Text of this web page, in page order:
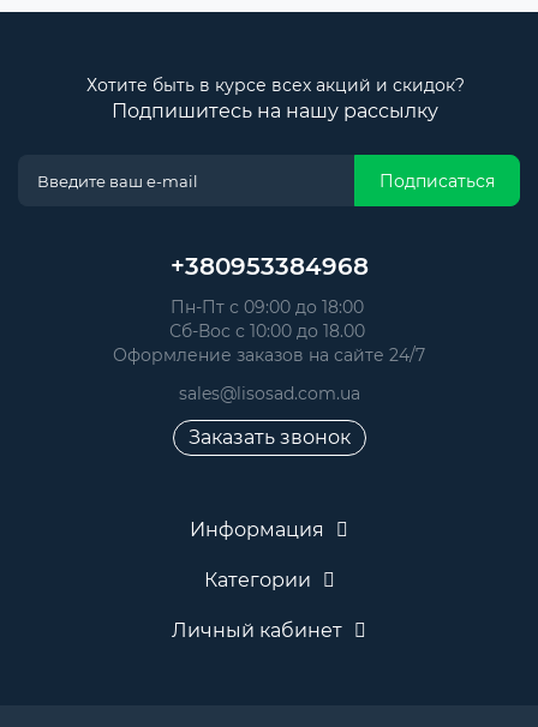
Хотите быть в курсе всех акций и скидок?
Подпишитесь на нашу рассылку
Подписаться
+380953384968
Пн-Пт с 09:00 до 18:00
Сб-Вос с 10:00 до 18.00
Оформление заказов на сайте 24/7
sales@lisosad.com.ua
Заказать звонок
Информация
Категории
Личный кабинет